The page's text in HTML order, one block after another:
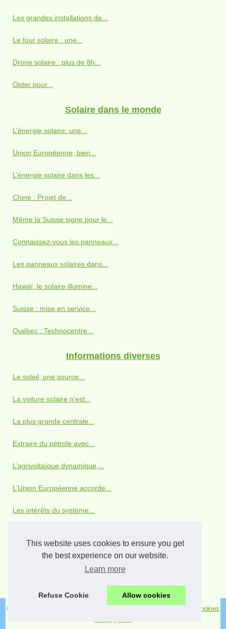
This website uses cookies to ensure you get
the best experience on our website.
Learn more
Refuse Cookie Allow cookies
Les grandes installations de...
Le four solaire : une...
Drone solaire : plus de 8h...
Opter pour...
Solaire dans le monde
L’énergie solaire: une...
Union Européenne, bien...
L’énergie solaire dans les...
Chine : Projet de...
Même la Suisse signe pour le...
Connaissez-vous les panneaux...
Les panneaux solaires dans...
Hawaï, le solaire illumine...
Suisse : mise en service...
Québec : Technocentre...
Informations diverses
Le soleil, une source...
La voiture solaire n’est...
La plus grande centrale...
Extraire du pétrole avec...
L’agrivoltaïque dynamique,...
L’Union Européenne accorde...
Les intérêts du système...
Le cas Solarworld
© 2026
Cookies